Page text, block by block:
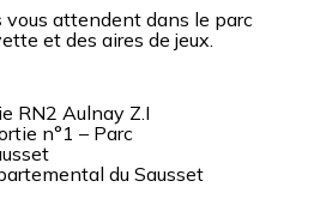
vous attendent dans le parc
et des aires de jeux.
RN2 Aulnay Z.I
n°1 – Parc
du Sausset